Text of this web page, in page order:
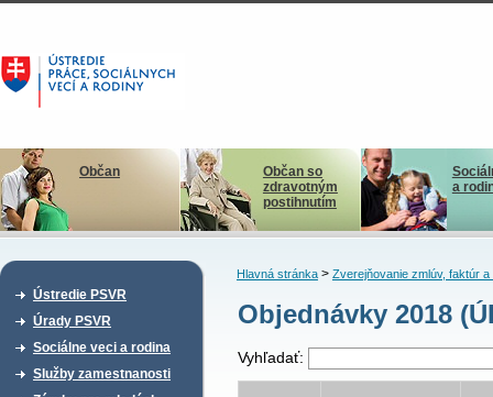
Občan
Občan so
zdravotným
postihnutím
a
Ústredie PSVR
Úrady PSVR
Sociálne veci a rodina
Služby zamestnanosti
Hlavná stránka> Zverejňovanie zmlúv, faktúr a
Objednávky 2018
Vyhľadať: